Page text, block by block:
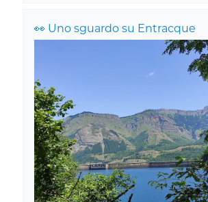
👀 Uno sguardo su Entracque